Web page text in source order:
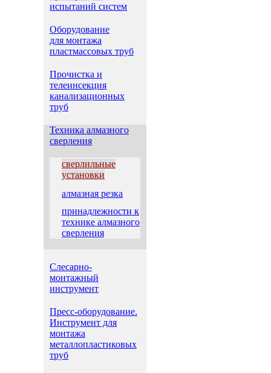
испытаний систем
Оборудование
для монтажа
пластмассовых труб
Прочистка и
телеинсекция
канализационных
труб
Техника алмазного
сверления
сверлильные
установки
алмазная резка
принадлежности к
технике алмазного
сверления
Слесарно-
монтажный
инструмент
Пресс-оборудование.
Инструмент для
монтажа
металлопластиковых
труб